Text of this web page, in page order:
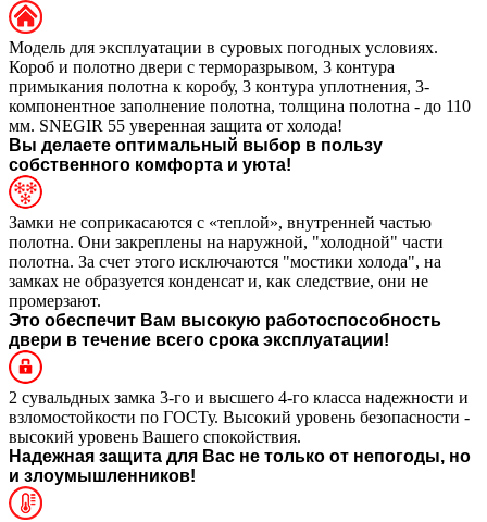
Модель для эксплуатации в суровых погодных условиях.
Короб и полотно двери с терморазрывом, 3 контура
примыкания полотна к коробу, 3 контура уплотнения, 3-
компонентное заполнение полотна, толщина полотна - до 110
мм. SNEGIR 55 уверенная защита от холода!
Вы делаете оптимальный выбор в пользу
собственного комфорта и уюта!
Замки не соприкасаются с «теплой», внутренней частью
полотна. Они закреплены на наружной, "холодной" части
полотна. За счет этого исключаются "мостики холода", на
замках не образуется конденсат и, как следствие, они не
промерзают.
Это обеспечит Вам высокую работоспособность
двери в течение всего срока эксплуатации!
2 сувальдных замка 3-го и высшего 4-го класса надежности и
взломостойкости по ГОСТу. Высокий уровень безопасности -
высокий уровень Вашего спокойствия.
Надежная защита для Вас не только от непогоды, но
и злоумышленников!